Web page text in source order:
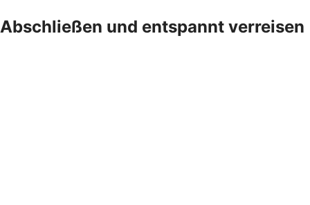
Abschließen und entspannt verreisen